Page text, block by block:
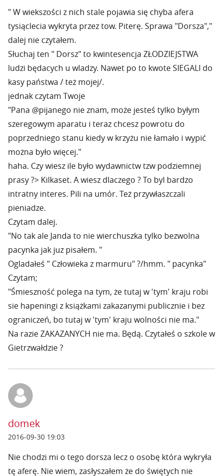
" W wiekszości z nich stale pojawia się chyba afera
tysiąclecia wykryta przez tow. Piterę. Sprawa "Dorsza","
dalej nie czytałem.
Słuchaj ten " Dorsz" to kwintesencja ZŁODZIEJSTWA
ludzi będacych u wladzy. Nawet po to kwote SIEGALI do
kasy państwa / też mojej/.
jednak czytam Twoje
"Pana @pijanego nie znam, może jesteś tylko byłym
szeregowym aparatu i teraz chcesz powrotu do
poprzedniego stanu kiedy w krzyżu nie łamało i wypić
można było więcej."
haha. Czy wiesz ile było wydawnictw tzw podziemnej
prasy ?> Kilkaset. A wiesz dlaczego ? To byl bardzo
intratny interes. Pili na umór. Też przywłaszczali
pieniadze.
Czytam dalej.
"No tak ale Janda to nie wierchuszka tylko bezwolna
pacynka jak juz pisałem. "
Ogladałeś " Człowieka z marmuru" ?/hmm. " pacynka"
Czytam;
"Śmieszność polega na tym, że tutaj w 'tym' kraju robi
sie hapeningi z książkami zakazanymi publicznie i bez
ograniczeń, bo tutaj w 'tym' kraju wolności nie ma."
Na razie ZAKAZANYCH nie ma. Będą. Czytałeś o szkole w
Gietrzwałdzie ?
domek
2016-09-30 19:03
Nie chodzi mi o tego dorsza lecz o osobę która wykryła
tę aferę. Nie wiem, zasłyszałem że do świętych nie